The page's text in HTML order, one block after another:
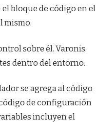
bloque de código en el
mismo.
sobre él. Varonis
dentro del entorno.
se agrega al código
de configuración
incluyen el